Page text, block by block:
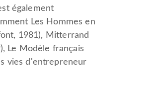
également
Les Hommes en
1981), Mitterrand
Le Modèle français
vies d'entrepreneur